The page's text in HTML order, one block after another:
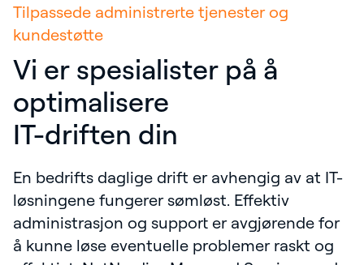
Tilpassede administrerte tjenester og
kundestøtte
Vi er spesialister på å
optimalisere
IT-driften din
En bedrifts daglige drift er avhengig av at IT-
løsningene fungerer sømløst. Effektiv
administrasjon og support er avgjørende for
å kunne løse eventuelle problemer raskt og